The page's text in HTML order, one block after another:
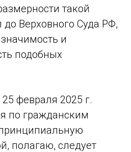
такой
Верховного Суда РФ,
и
подобных
февраля 2025 г.
по гражданским
полагаю, следует